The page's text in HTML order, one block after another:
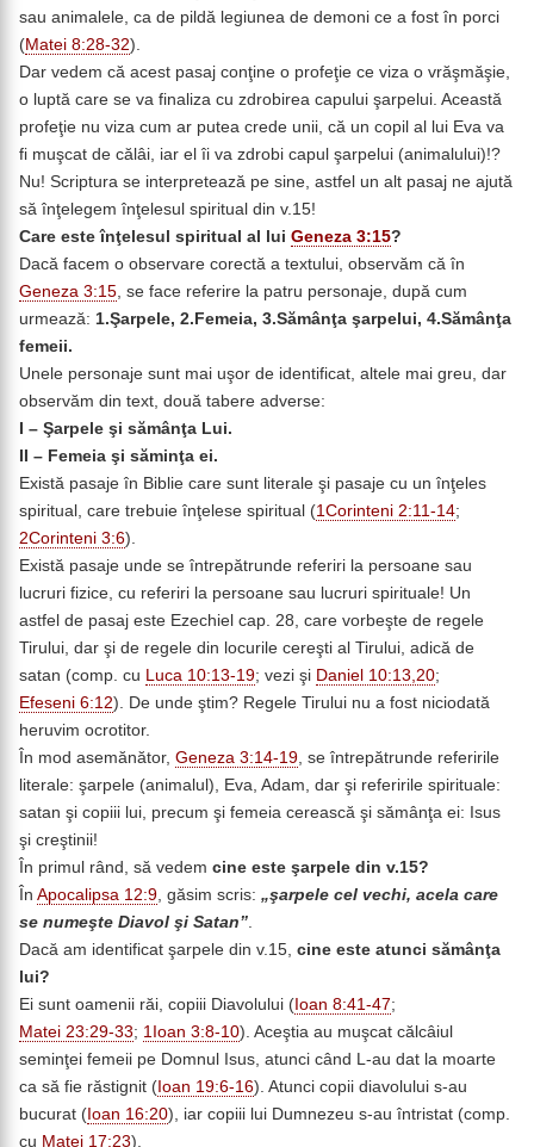
sau animalele, ca de pildă legiunea de demoni ce a fost în porci
(Matei 8:28-32).
Dar vedem că acest pasaj conţine o profeţie ce viza o vrăşmăşie,
o luptă care se va finaliza cu zdrobirea capului şarpelui. Această
profeţie nu viza cum ar putea crede unii, că un copil al lui Eva va
fi muşcat de călâi, iar el îi va zdrobi capul şarpelui (animalului)!?
Nu! Scriptura se interpretează pe sine, astfel un alt pasaj ne ajută
să înţelegem înţelesul spiritual din v.15!
Care este înţelesul spiritual al lui Geneza 3:15?
Dacă facem o observare corectă a textului, observăm că în
Geneza 3:15, se face referire la patru personaje, după cum
urmează: 1.Şarpele, 2.Femeia, 3.Sămânţa şarpelui, 4.Sămânţa
femeii.
Unele personaje sunt mai uşor de identificat, altele mai greu, dar
observăm din text, două tabere adverse:
I – Şarpele şi sămânţa Lui.
II – Femeia şi săminţa ei.
Există pasaje în Biblie care sunt literale şi pasaje cu un înţeles
spiritual, care trebuie înţelese spiritual (1Corinteni 2:11-14;
2Corinteni 3:6).
Există pasaje unde se întrepătrunde referiri la persoane sau
lucruri fizice, cu referiri la persoane sau lucruri spirituale! Un
astfel de pasaj este Ezechiel cap. 28, care vorbeşte de regele
Tirului, dar şi de regele din locurile cereşti al Tirului, adică de
satan (comp. cu Luca 10:13-19; vezi şi Daniel 10:13,20;
Efeseni 6:12). De unde ştim? Regele Tirului nu a fost niciodată
heruvim ocrotitor.
În mod asemănător, Geneza 3:14-19, se întrepătrunde referirile
literale: şarpele (animalul), Eva, Adam, dar şi referirile spirituale:
satan şi copiii lui, precum şi femeia cerească şi sămânţa ei: Isus
şi creştinii!
În primul rând, să vedem cine este şarpele din v.15?
În Apocalipsa 12:9, găsim scris: „şarpele cel vechi, acela care
se numeşte Diavol şi Satan”.
Dacă am identificat şarpele din v.15, cine este atunci sămânţa
lui?
Ei sunt oamenii răi, copiii Diavolului ( Ioan 8:41-47;
Matei 23:29-33; 1Ioan 3:8-10). Aceştia au muşcat călcâiul
seminţei femeii pe Domnul Isus, atunci când L-au dat la moarte
ca să fie răstignit ( Ioan 19:6-16). Atunci copii diavolului s-au
bucurat ( Ioan 16:20), iar copiii lui Dumnezeu s-au întristat (comp.
cu Matei 17:23).